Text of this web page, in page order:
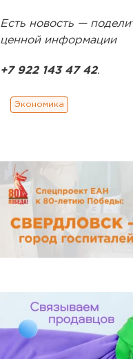
Есть новость —
ценной информации
+7 922 143 47 42.
Экономика